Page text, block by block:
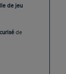
de jeu
de